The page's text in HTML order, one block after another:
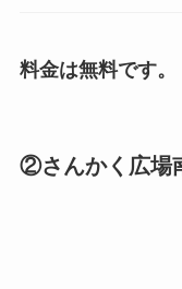
料金は無料です。
②さんかく広場